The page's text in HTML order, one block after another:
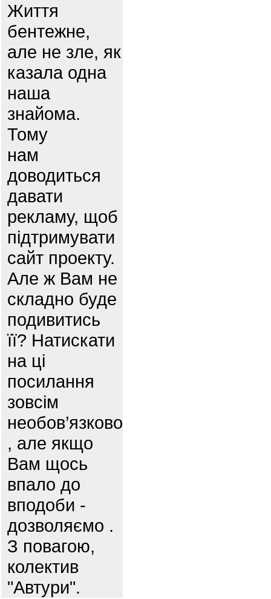
Життя
бентежне,
але не зле, як
казала одна
наша
знайома.
Тому
нам
доводиться
давати
рекламу, щоб
підтримувати
сайт проекту.
Але ж Вам не
складно буде
подивитись
її? Натискати
на ці
посилання
зовсім
необов’язково
, але якщо
Вам щось
впало до
вподоби -
дозволяємо .
З повагою,
колектив
"Автури".